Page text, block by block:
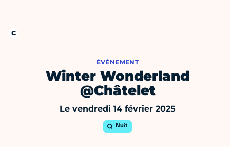
ÉVÈNEMENT
Winter Wonderland
@Châtelet
Le vendredi 14 février 2025
Nuit